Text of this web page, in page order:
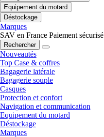
Equipement du motard
Déstockage
Marques
SAV en France Paiement sécurisé
Rechercher
Nouveautés
Top Case & coffres
Bagagerie latérale
Bagagerie souple
Casques
Protection et confort
Navigation et communication
Equipement du motard
Déstockage
Marques